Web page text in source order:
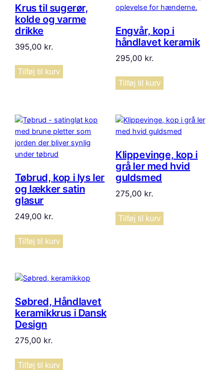
Krus til sugerør,
kolde og varme
drikke
395,00 kr.
Tilføj til kurv
Engvår, kop i
håndlavet keramik
295,00 kr.
Tilføj til kurv
Tøbrud, kop i lys ler
og lækker satin
glasur
249,00 kr.
Tilføj til kurv
Klippevinge, kop i
grå ler med hvid
guldsmed
275,00 kr.
Tilføj til kurv
Søbred, Håndlavet
keramikkrus i Dansk
Design
275,00 kr.
Tilføj til kurv